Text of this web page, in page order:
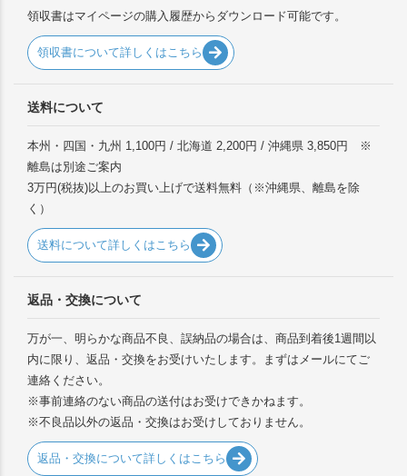
領収書はマイページの購入履歴からダウンロード可能です。
領収書について詳しくはこちら
送料について
本州・四国・九州 1,100円 / 北海道 2,200円 / 沖縄県 3,850円 ※
離島は別途ご案内
3万円(税抜)以上のお買い上げで送料無料（※沖縄県、離島を除
く）
送料について詳しくはこちら
返品・交換について
万が一、明らかな商品不良、誤納品の場合は、商品到着後1週間以
内に限り、返品・交換をお受けいたします。まずはメールにてご
連絡ください。
※事前連絡のない商品の送付はお受けできかねます。
※不良品以外の返品・交換はお受けしておりません。
返品・交換について詳しくはこちら